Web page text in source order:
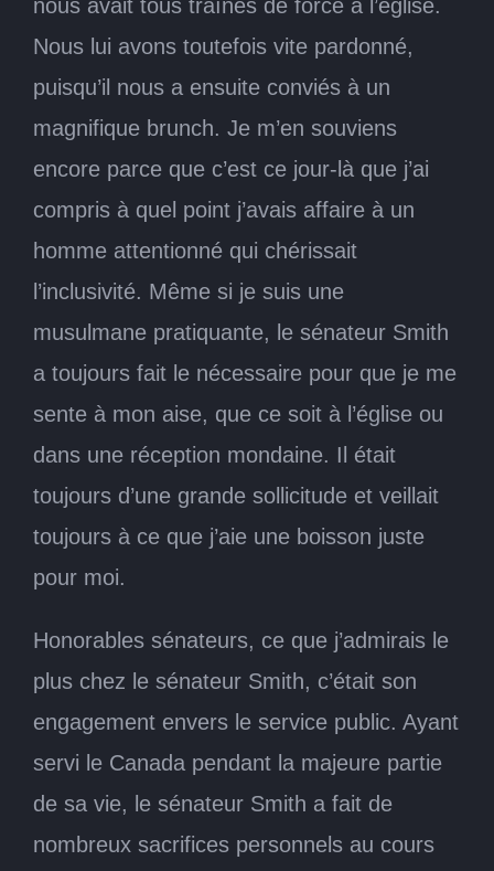
nous avait tous traînés de force à l’église.
Nous lui avons toutefois vite pardonné,
puisqu’il nous a ensuite conviés à un
magnifique brunch. Je m’en souviens
encore parce que c’est ce jour-là que j’ai
compris à quel point j’avais affaire à un
homme attentionné qui chérissait
l’inclusivité. Même si je suis une
musulmane pratiquante, le sénateur Smith
a toujours fait le nécessaire pour que je me
sente à mon aise, que ce soit à l’église ou
dans une réception mondaine. Il était
toujours d’une grande sollicitude et veillait
toujours à ce que j’aie une boisson juste
pour moi.
Honorables sénateurs, ce que j’admirais le
plus chez le sénateur Smith, c’était son
engagement envers le service public. Ayant
servi le Canada pendant la majeure partie
de sa vie, le sénateur Smith a fait de
nombreux sacrifices personnels au cours